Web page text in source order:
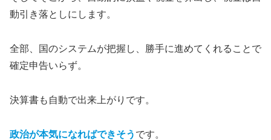
動引き落としにします。
全部、国のシステムが把握し、勝手に進めてくれることで
確定申告いらず。
決算書も自動で出来上がりです。
政治が本気になればできそう です。